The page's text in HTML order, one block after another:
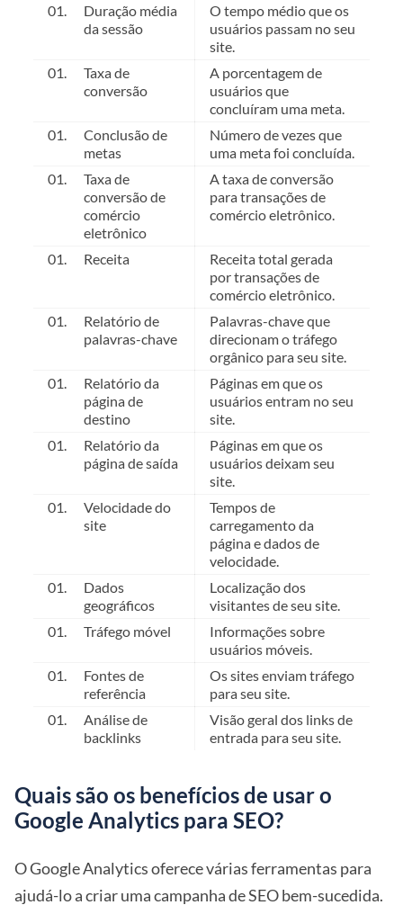
Duração média
da sessão
O tempo médio que os
usuários passam no seu
site.
Taxa de
conversão
A porcentagem de
usuários que
concluíram uma meta.
Conclusão de
metas
Número de vezes que
uma meta foi concluída.
Taxa de
conversão de
comércio
eletrônico
A taxa de conversão
para transações de
comércio eletrônico.
Receita
Receita total gerada
por transações de
comércio eletrônico.
Relatório de
palavras-chave
Palavras-chave que
direcionam o tráfego
orgânico para seu site.
Relatório da
página de
destino
Páginas em que os
usuários entram no seu
site.
Relatório da
página de saída
Páginas em que os
usuários deixam seu
site.
Velocidade do
site
Tempos de
carregamento da
página e dados de
velocidade.
Dados
geográficos
Localização dos
visitantes de seu site.
Tráfego móvel
Informações sobre
usuários móveis.
Fontes de
referência
Os sites enviam tráfego
para seu site.
Análise de
backlinks
Visão geral dos links de
entrada para seu site.
Quais são os benefícios de usar o
Google Analytics para SEO?
O Google Analytics oferece várias ferramentas para
ajudá-lo a criar uma campanha de SEO bem-sucedida.